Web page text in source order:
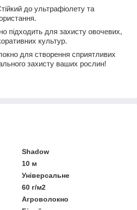
до ультрафіолету та
підходить для захисту овочевих,
культур.
для створення сприятливих
захисту ваших рослин!
Shadow
10 м
Універсальне
60 г/м2
Агроволокно